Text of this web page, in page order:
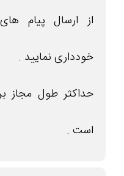
از ارسال پیام
خودداری نمایید .
است .